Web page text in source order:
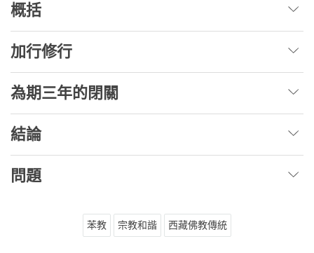
概括
加行修行
為期三年的閉關
結論
問題
苯教 宗教和諧 西藏佛教傳統